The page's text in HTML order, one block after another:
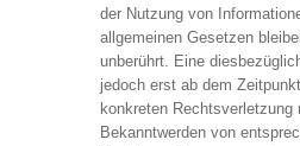
der Nutzung von
allgemeinen Gesetzen
unberührt. Eine
jedoch erst ab dem
konkreten Rechtsverletzung
Bekanntwerden von